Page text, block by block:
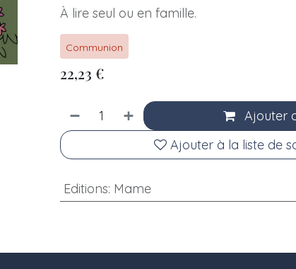
À lire seul ou en famille.
Communion
22,23 €
Ajouter
Ajouter à la liste de
Editions: Mame